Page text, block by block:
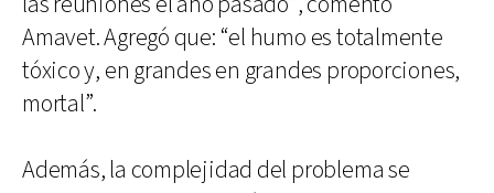
Amavet. Agregó que: “el humo es totalmente
tóxico y, en grandes en grandes proporciones,
mortal”.
Además, la complejidad del problema se